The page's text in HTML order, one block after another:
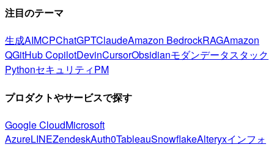
注目のテーマ
生成AIMCPChatGPTClaudeAmazon BedrockRAGAmazon
QGitHub CopilotDevinCursorObsidianモダンデータスタック
PythonセキュリティPM
プロダクトやサービスで探す
Google CloudMicrosoft
AzureLINEZendeskAuth0TableauSnowflakeAlteryxインフォ